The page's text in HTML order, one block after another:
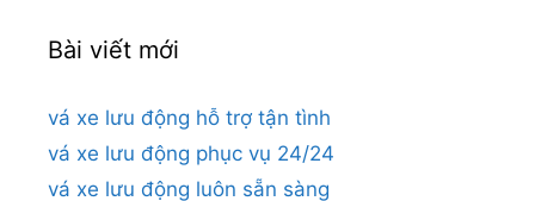
Bài viết mới
vá xe lưu động hỗ trợ tận tình
vá xe lưu động phục vụ 24/24
vá xe lưu động luôn sẵn sàng